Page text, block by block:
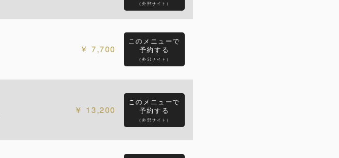
（外部サイト）
7,700
このメニューで
予約する
（外部サイト）
13,200
このメニューで
予約する
（外部サイト）